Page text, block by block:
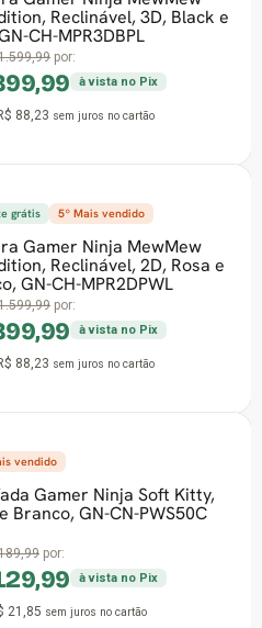
3D, Black e
à vista no Pix
no cartão
vendido
MewMew
2D, Rosa e
à vista no Pix
no cartão
Ninja Soft Kitty,
CN-PWS50C
à vista no Pix
no cartão
-20%